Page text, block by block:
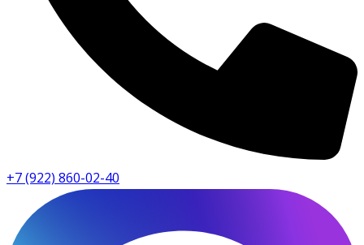
+7 (922) 860-02-40